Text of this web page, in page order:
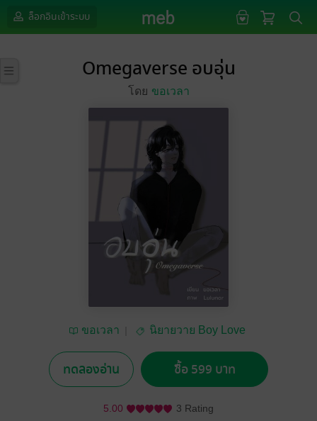
ล็อกอินเข้าระบบ
Omegaverse อบอุ่น
โดย ขอเวลา
ขอเวลา
นิยายวาย Boy Love
ทดลองอ่าน ซื้อ 599 บาท
5.00 3 Rating